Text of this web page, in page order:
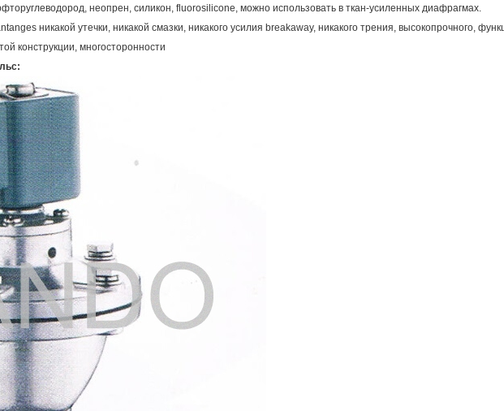
неопрен, силикон, fluorosilicone, можно использовать в ткан-усиленных диафрагмах.
никакой утечки, никакой смазки, никакого усилия breakaway, никакого трения, высокопрочного,
конструкции, многосторонности